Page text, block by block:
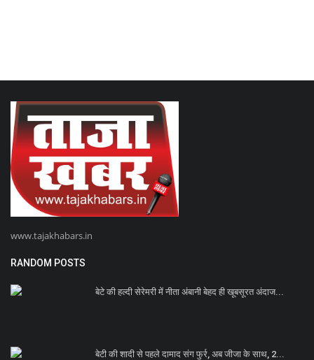
www.tajakhabars.in
RANDOM POSTS
बेटे की हल्दी सेरेमरी में नीता अंबानी बेहद ही खूबसूरत अंदाज...
बेटी की शादी से पहले दामाद संग फुर्र, अब जीजा के साथ, 2...